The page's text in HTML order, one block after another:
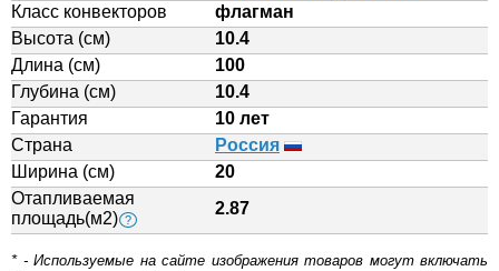
Класс конвекторов
флагман
Высота (см)
10.4
Длина (см)
100
Глубина (см)
10.4
Гарантия
10 лет
Страна
Россия
Ширина (см)
20
Отапливаемая
площадь(м2) ?
2.87
* - Используемые на сайте изображения товаров могут включать